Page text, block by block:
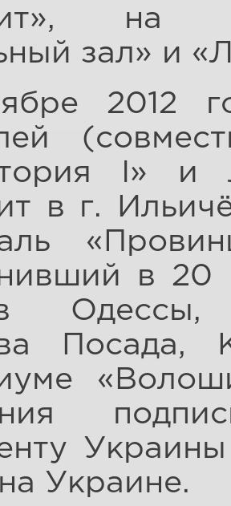
на
зал» и
2012
I»
в г.
в 20
Одессы,
Украине.